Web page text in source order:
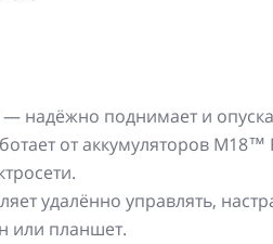
— надёжно поднимает и
от аккумуляторов M18™
удалённо управлять,
или планшет.